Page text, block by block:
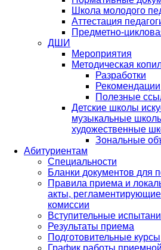
Школа молодого
Аттестация
Предметно-
ДШИ
Мероприятия
Методическая
Разработки
Рекомендации
Полезные
Детские школы
музыкальные
художественные
Зональные
Абитуриентам
Специальности
Бланки документов для
Правила приема и
акты,
комиссии
Вступительные
Результаты приема
Подготовительные курсы
График работы